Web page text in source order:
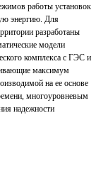
работы установок
энергию. Для
разработаны
модели
комплекса с ГЭС и
максимум
на ее основе
многоуровневым
надежности